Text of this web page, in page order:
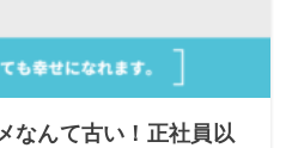
なんて古い！正社員以